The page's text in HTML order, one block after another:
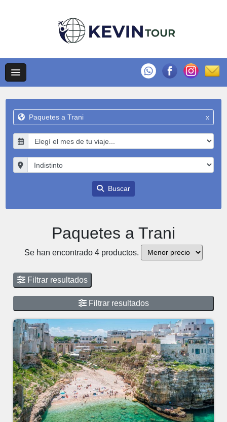
Paquetes a Trani x
Buscar
Paquetes a Trani
Se han encontrado 4 productos.
Filtrar resultados
Filtrar resultados